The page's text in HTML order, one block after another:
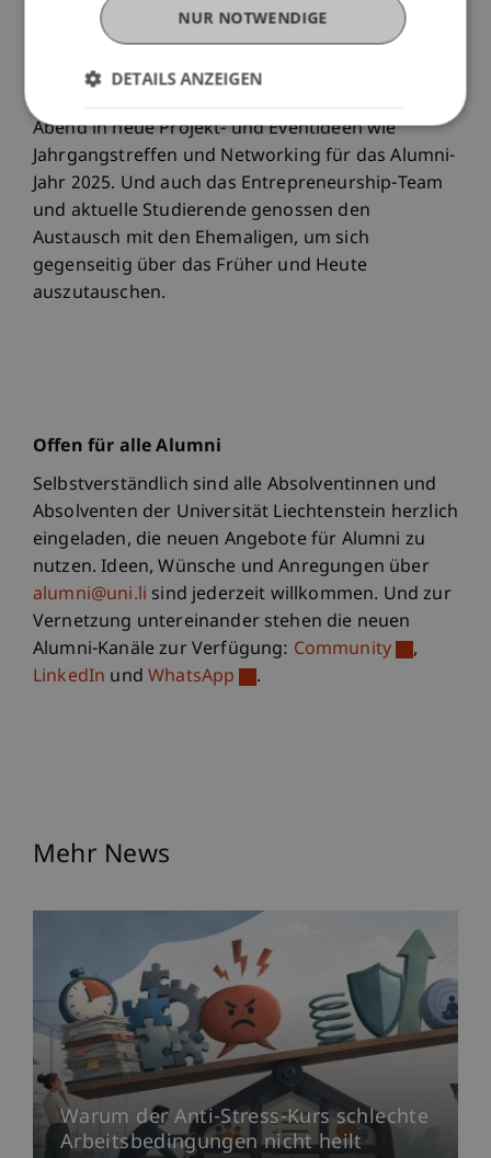
anderen Jahrgängen zu vernetzen. Das äusserst
positive Feedback der Alumnae und Alumni zum
20-Jahr-Jubiläum und den neuen Alumni-
Abend in neue Projekt- und Eventideen wie
Jahrgangstreffen und Networking für das Alumni-
Jahr 2025. Und auch das Entrepreneurship-Team
und aktuelle Studierende genossen den
Austausch mit den Ehemaligen, um sich
gegenseitig über das Früher und Heute
auszutauschen.
Offen für alle Alumni
Selbstverständlich sind alle Absolventinnen und
Absolventen der Universität Liechtenstein herzlich
eingeladen, die neuen Angebote für Alumni zu
nutzen. Ideen, Wünsche und Anregungen über
alumni@uni.li sind jederzeit willkommen. Und zur
Vernetzung untereinander stehen die neuen
Alumni-Kanäle zur Verfügung: Community
,
LinkedIn undWhatsApp .
Mehr News
Warum der Anti-Stress-Kurs schlechte
Arbeitsbedingungen nicht heilt
NUR NOTWENDIGE
DETAILS ANZEIGEN